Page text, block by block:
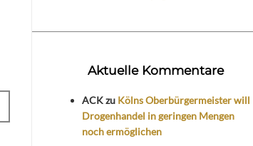
Aktuelle Kommentare
ACKzu Kölns Oberbürgermeister will
Drogenhandel in geringen Mengen
noch ermöglichen